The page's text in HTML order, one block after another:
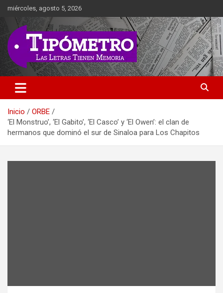
Saltar
contenido
miércoles, agosto 5, 2026
Tipometro
Las Letras Tienen Memoria
Inicio
ORBE
‘El Monstruo’, ‘El Gabito’, ‘El Casco’ y ‘El Owen’: el clan de
hermanos que dominó el sur de Sinaloa para Los Chapitos